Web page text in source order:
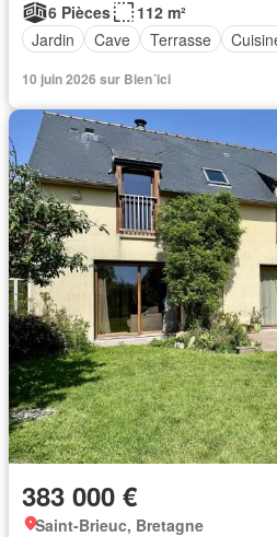
6 Pièces
112 m²
Jardin
Cave Terrasse
10 juin 2026 sur Bien´ici
383 000 €
Saint-Brieuc, Bretagne